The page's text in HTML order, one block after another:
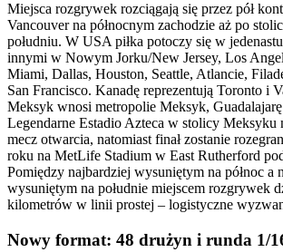
Miejsca rozgrywek rozciągają się przez pół
Vancouver na północnym zachodzie aż po
południu. W USA piłka potoczy się w
innymi w Nowym Jorku/New Jersey, Los
Miami, Dallas, Houston, Seattle, Atlancie,
San Francisco. Kanadę reprezentują Toronto i
Meksyk wnosi metropolie Meksyk,
Legendarne Estadio Azteca w stolicy Meksyku
mecz otwarcia, natomiast finał zostanie
roku na MetLife Stadium w East Rutherford
Pomiędzy najbardziej wysuniętym na północ a
wysuniętym na południe miejscem rozgrywek
kilometrów w linii prostej – logistyczne
Nowy format: 48 drużyn i runda 1/